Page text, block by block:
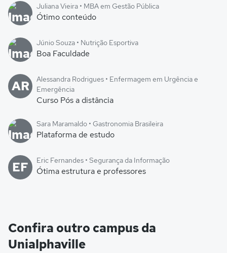
Juliana Vieira • MBA em Gestão Pública
Ótimo conteúdo
Júnio Souza • Nutrição Esportiva
Boa Faculdade
AR
Alessandra Rodrigues • Enfermagem em Urgência e
Emergência
Curso Pós a distância
Sara Maramaldo • Gastronomia Brasileira
Plataforma de estudo
EF Eric Fernandes • Segurança da Informação
Ótima estrutura e professores
Confira outro campus da
Unialphaville